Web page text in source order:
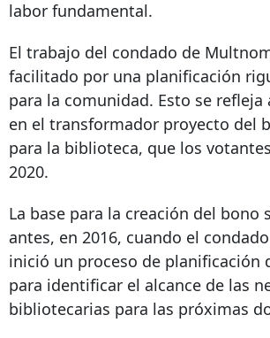
labor fundamental.
El trabajo del condado de
facilitado por una planificación
para la comunidad. Esto se refleja
en el transformador proyecto del
para la biblioteca, que los
2020.
La base para la creación del bono
antes, en 2016, cuando el
inició un proceso de planificación
para identificar el alcance de las
bibliotecarias para las próximas